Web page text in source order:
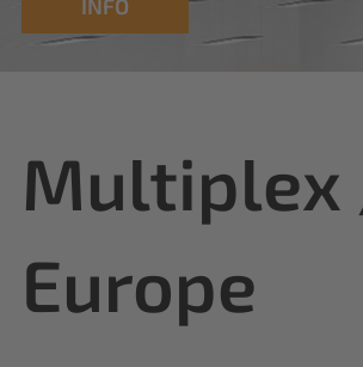
Multiplex
Europe